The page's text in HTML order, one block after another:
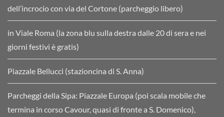
dell’incrocio con via del Cortone (parcheggio libero)
in Viale Roma (la zona blu sulla destra dalle 20 di sera e nei
giorni festivi è gratis)
Piazzale Bellucci (stazioncina di S. Anna)
Parcheggi della Sipa: Piazzale Europa (poi scala mobile che
termina in corso Cavour, quasi di fronte a S. Domenico),